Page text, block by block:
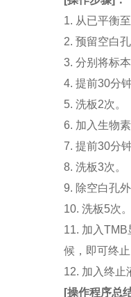
1. 从已平衡
2. 预留空白
3. 分别将标
4. 提前30分
5. 洗板2次。
6. 加入生物
7. 提前30分
8. 洗板3次。
9. 除空白孔
10. 洗板5次
11. 加入
候，即可终
12. 加入终止
[操作程序总